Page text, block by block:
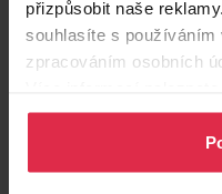
přizpůsobit naše
souhlasíte s
zpracováním osobních
osobních údajů.
trendy: výrazné,
Obočí
příliš ostré kontury.